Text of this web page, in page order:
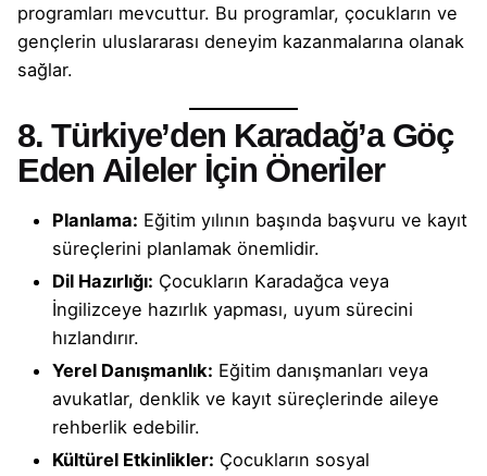
programları mevcuttur. Bu programlar, çocukların ve
gençlerin uluslararası deneyim kazanmalarına olanak
sağlar.
8. Türkiye’den Karadağ’a Göç
Eden Aileler İçin Öneriler
Planlama: Eğitim yılının başında başvuru ve kayıt
süreçlerini planlamak önemlidir.
Dil Hazırlığı: Çocukların Karadağca veya
İngilizceye hazırlık yapması, uyum sürecini
hızlandırır.
Yerel Danışmanlık: Eğitim danışmanları veya
avukatlar, denklik ve kayıt süreçlerinde aileye
rehberlik edebilir.
Kültürel Etkinlikler: Çocukların sosyal